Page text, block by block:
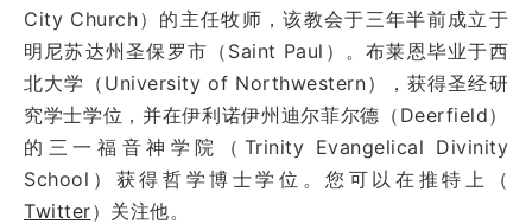
City Church）的主任牧师，该教会于三年半前成立于
明尼苏达州圣保罗市（Saint Paul）。布莱恩毕业于西
北大学（University of Northwestern），获得圣经研
究学士学位，并在伊利诺伊州迪尔菲尔德（Deerfield）
的三一福音神学院（Trinity Evangelical Divinity
School）获得哲学博士学位。您可以在推特上（
Twitter）关注他。